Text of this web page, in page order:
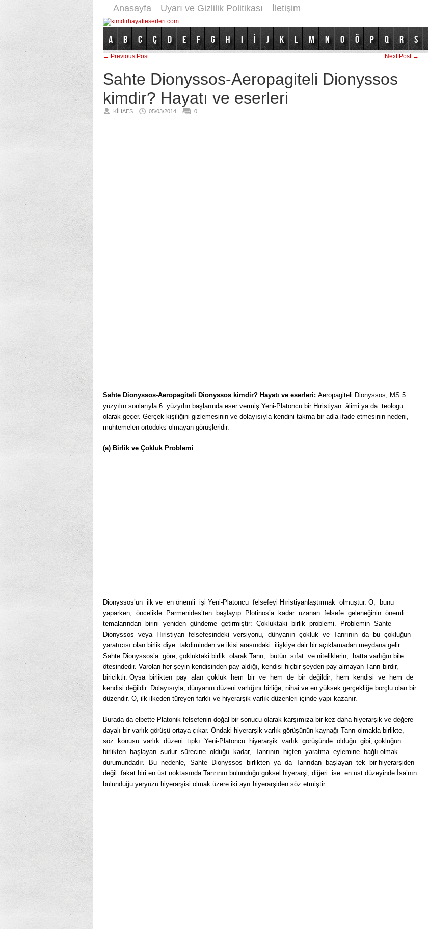
Anasayfa Uyarı ve Gizlilik Politikası İletişim
A B C Ç D E F G H I İ J K L M N O Ö P Q R S
← Previous Post Next Post →
Sahte Dionyssos-Aeropagiteli Dionyssos
kimdir? Hayatı ve eserleri
KIHAES 05/03/2014 0
Sahte Dionyssos-Aeropagiteli Dionyssos kimdir? Hayatı ve eserleri: Aeropagiteli Dionyssos, MS 5.
yüzyılın sonlarıyla 6. yüzyılın başlarında eser vermiş Yeni-Platoncu bir Hıristiyan âlimi ya da teologu
olarak geçer. Gerçek kişiliğini gizlemesinin ve dolayısıyla kendini takma bir adla ifade etmesinin nedeni,
muhtemelen ortodoks olmayan görüşleridir.
(a) Birlik ve Çokluk Problemi
Dionyssos’un ilk ve en önemli işi Yeni-Platoncu felsefeyi Hıristiyanlaştırmak olmuştur. O, bunu
yaparken, öncelikle Parmenides’ten başlayıp Plotinos’a kadar uzanan felsefe geleneğinin önemli
temalarından birini yeniden gündeme getirmiştir: Çokluktaki birlik problemi. Problemin Sahte
Dionyssos veya Hıristiyan felsefesindeki versiyonu, dünyanın çokluk ve Tanrının da bu çokluğun
yaratıcısı olan birlik diye takdiminden ve ikisi arasındaki ilişkiye dair bir açıklamadan meydana gelir.
Sahte Dionyssos’a göre, çokluktaki birlik olarak Tanrı, bütün sıfat ve niteliklerin, hatta varlığın bile
ötesindedir. Varolan her şeyin kendisinden pay aldığı, kendisi hiçbir şeyden pay almayan Tanrı birdir,
biriciktir. Oysa birlikten pay alan çokluk hem bir ve hem de bir değildir; hem kendisi ve hem de
kendisi değildir. Dolayısıyla, dünyanın düzeni varlığını birliğe, nihai ve en yüksek gerçekliğe borçlu olan bir
düzendir. O, ilk ilkeden türeyen farklı ve hiyerarşik varlık düzenleri içinde yapı kazanır.
Burada da elbette Platonik felsefenin doğal bir sonucu olarak karşımıza bir kez daha hiyerarşik ve değere
dayalı bir varlık görüşü ortaya çıkar. Ondaki hiyerarşik varlık görüşünün kaynağı Tanrı olmakla birlikte,
söz konusu varlık düzeni tıpkı Yeni-Platoncu hiyerarşik varlık görüşünde olduğu gibi, çokluğun
birlikten başlayan sudur sürecine olduğu kadar, Tanrının hiçten yaratma eylemine bağlı olmak
durumundadır. Bu nedenle, Sahte Dionyssos birlikten ya da Tanrıdan başlayan tek bir hiyerarşiden
değil fakat biri en üst noktasında Tanrının bulunduğu göksel hiyerarşi, diğeri ise en üst düzeyinde İsa’nın
bulunduğu yeryüzü hiyerarşisi olmak üzere iki ayrı hiyerarşiden söz etmiştir.